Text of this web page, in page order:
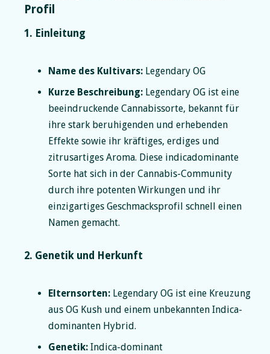
Profil
1. Einleitung
Name des Kultivars: Legendary OG
Kurze Beschreibung: Legendary OG ist eine
beeindruckende Cannabissorte, bekannt für
ihre stark beruhigenden und erhebenden
Effekte sowie ihr kräftiges, erdiges und
zitrusartiges Aroma. Diese indicadominante
Sorte hat sich in der Cannabis-Community
durch ihre potenten Wirkungen und ihr
einzigartiges Geschmacksprofil schnell einen
Namen gemacht.
2. Genetik und Herkunft
Elternsorten: Legendary OG ist eine Kreuzung
aus OG Kush und einem unbekannten Indica-
dominanten Hybrid.
Genetik: Indica-dominant